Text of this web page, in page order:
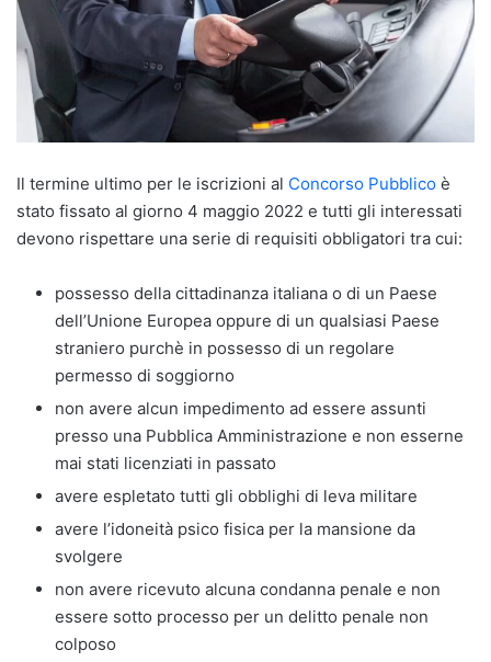
Il termine ultimo per le iscrizioni al Concorso Pubblico è
stato fissato al giorno 4 maggio 2022 e tutti gli interessati
devono rispettare una serie di requisiti obbligatori tra cui:
possesso della cittadinanza italiana o di un Paese
dell’Unione Europea oppure di un qualsiasi Paese
straniero purchè in possesso di un regolare
permesso di soggiorno
non avere alcun impedimento ad essere assunti
presso una Pubblica Amministrazione e non esserne
mai stati licenziati in passato
avere espletato tutti gli obblighi di leva militare
avere l’idoneità psico fisica per la mansione da
svolgere
non avere ricevuto alcuna condanna penale e non
essere sotto processo per un delitto penale non
colposo